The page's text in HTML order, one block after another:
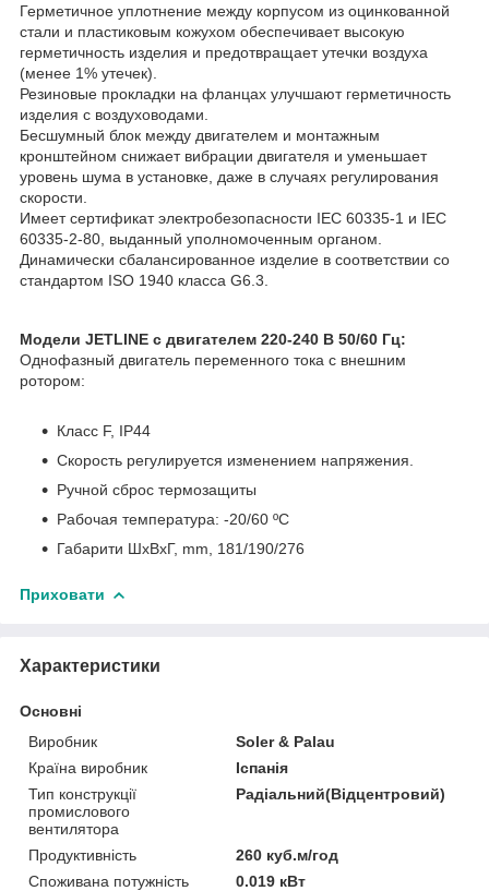
Герметичное уплотнение между корпусом из оцинкованной
стали и пластиковым кожухом обеспечивает высокую
герметичность изделия и предотвращает утечки воздуха
(менее 1% утечек).
Резиновые прокладки на фланцах улучшают герметичность
изделия с воздуховодами.
Бесшумный блок между двигателем и монтажным
кронштейном снижает вибрации двигателя и уменьшает
уровень шума в установке, даже в случаях регулирования
скорости.
Имеет сертификат электробезопасности IEC 60335-1 и IEC
60335-2-80, выданный уполномоченным органом.
Динамически сбалансированное изделие в соответствии со
стандартом ISO 1940 класса G6.3.
Модели JETLINE с двигателем 220-240 В 50/60 Гц:
Однофазный двигатель переменного тока с внешним
ротором:
Класс F, IP44
Скорость регулируется изменением напряжения.
Ручной сброс термозащиты
Рабочая температура: -20/60 ºC
Габарити ШхВхГ, mm, 181/190/276
Приховати
Характеристики
Основні
Виробник
Soler & Palau
Країна виробник
Іспанія
Тип конструкції
промислового
вентилятора
Радіальний(Відцентровий)
Продуктивність
260 куб.м/год
Споживана потужність
0.019 кВт